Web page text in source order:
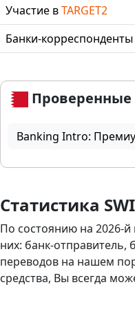
Участие вTARGET2
Банки-корреспонденты
Проверенные
Banking Intro:
Статистика
По состоянию на 2026-й
них: банк-отправитель,
переводов на нашем
средства, Вы всегда